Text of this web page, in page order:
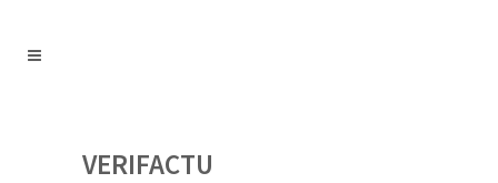
VERIFACTU